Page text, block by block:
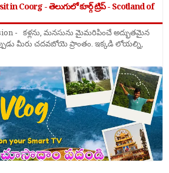
in Coorg - తెలుగులో కూర్గ్ ట్రిప్ - Scotland of
- కళ్లను, మనసును మైమరిపించే అద్భుతమైన
మీరు చదవబోయె ప్రాంతం. ఇక్కడి లోయల్ని,